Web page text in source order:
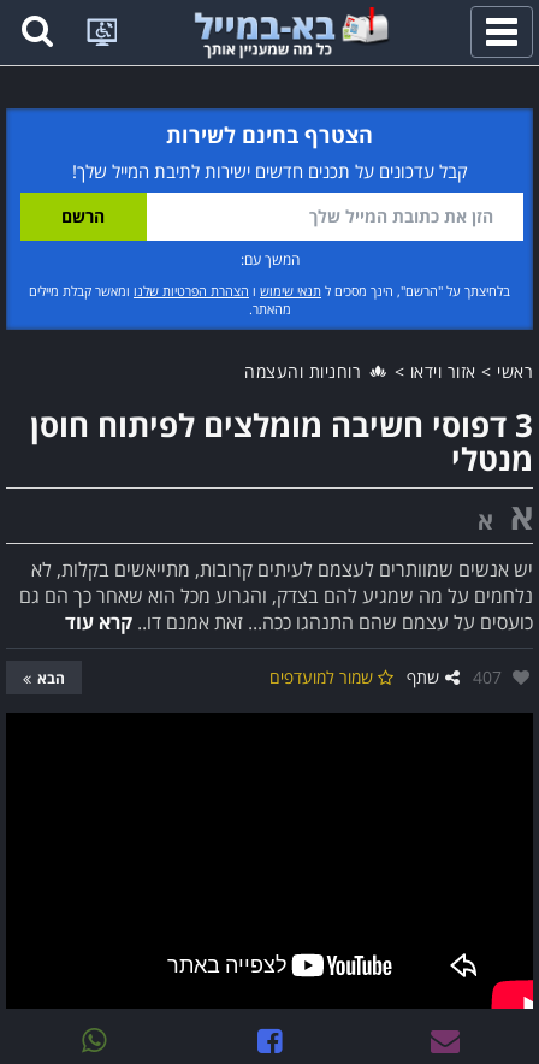
פתח
תפריט
הצטרף בחינם לשירות
קבל עדכונים על תכנים חדשים ישירות לתיבת המייל שלך!
המשך עם:
בלחיצתך על "הרשם", הינך מסכים ל תנאי שימוש ו הצהרת הפרטיות שלנו ומאשר קבלת מיילים
מהאתר.
ראשי > אזור וידאו > רוחניות והעצמה
3 דפוסי חשיבה מומלצים לפיתוח חוסן
מנטלי
א א
יש אנשים שמוותרים לעצמם לעיתים קרובות, מתייאשים בקלות, לא
נלחמים על מה שמגיע להם בצדק, והגרוע מכל הוא שאחר כך הם גם
כועסים על עצמם שהם התנהגו ככה... זאת אמנם דו.. קרא עוד
אהבו:
407 שתף שמור למועדפים הבא